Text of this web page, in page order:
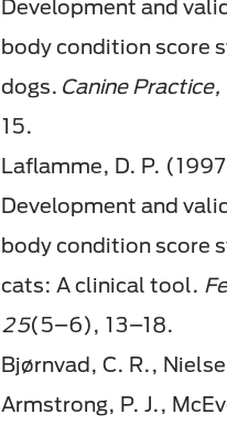
Development and
body condition score
dogs. Canine
15.
Laflamme, D. P.
Development and
body condition score
cats: A clinical tool.
25(5–6), 13–18.
Bjørnvad, C. R.,
Armstrong, P. J.,